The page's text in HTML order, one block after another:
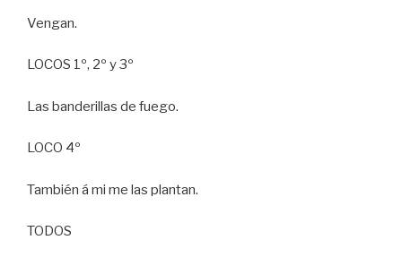
Vengan.
LOCOS 1º, 2º y 3º
Las banderillas de fuego.
LOCO 4º
También á mi me las plantan.
TODOS